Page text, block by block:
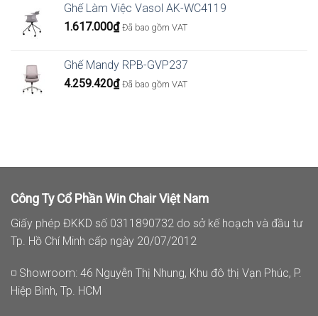
Ghế Làm Việc Vasol AK-WC4119
1.617.000₫ Đã bao gồm VAT
Ghế Mandy RPB-GVP237
4.259.420₫ Đã bao gồm VAT
Công Ty Cổ Phần Win Chair Việt Nam
Giấy phép ĐKKD số 0311890732 do sở kế hoạch và đầu tư
Tp. Hồ Chí Minh cấp ngày 20/07/2012
◽ Showroom: 46 Nguyễn Thị Nhung, Khu đô thị Vạn Phúc, P.
Hiệp Bình, Tp. HCM